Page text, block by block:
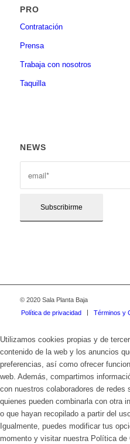
PRO
Contratación
Prensa
Trabaja con nosotros
Taquilla
NEWS
© 2020 Sala Planta Baja
Política de privacidad
Términos y
Utilizamos cookies propias y de
contenido de la web y los anuncios
preferencias, así como ofrecer
web. Además, compartimos
con nuestros colaboradores de
quienes pueden combinarla con otra
o que hayan recopilado a partir del
Igualmente, puedes modificar tus
momento y visitar nuestra Política